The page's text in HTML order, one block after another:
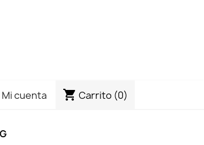
Mi cuenta shopping_cart Carrito (0)